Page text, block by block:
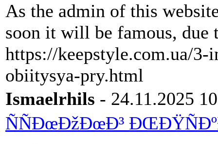
As the admin of this
soon it will be famous, due
https://keepstyle.com.ua/
obiitysya-pry.html
Ismaelrhils - 24.11.2025
ÑÑÐœÐžÐœÐ³